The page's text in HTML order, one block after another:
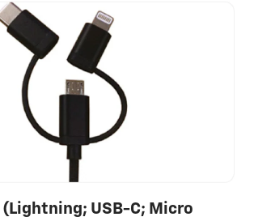
(Lightning; USB-C; Micro